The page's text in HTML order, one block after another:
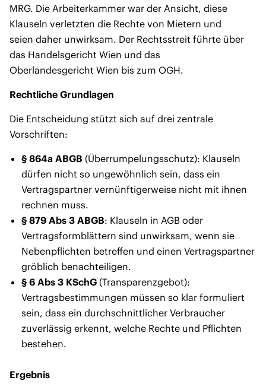
MRG. Die Arbeiterkammer war der Ansicht, diese
Klauseln verletzten die Rechte von Mietern und
seien daher unwirksam. Der Rechtsstreit führte über
das Handelsgericht Wien und das
Oberlandesgericht Wien bis zum OGH.
Rechtliche Grundlagen
Die Entscheidung stützt sich auf drei zentrale
Vorschriften:
§ 864a ABGB (Überrumpelungsschutz): Klauseln
dürfen nicht so ungewöhnlich sein, dass ein
Vertragspartner vernünftigerweise nicht mit ihnen
rechnen muss.
§ 879 Abs 3 ABGB: Klauseln in AGB oder
Vertragsformblättern sind unwirksam, wenn sie
Nebenpflichten betreffen und einen Vertragspartner
gröblich benachteiligen.
§ 6 Abs 3 KSchG (Transparenzgebot):
Vertragsbestimmungen müssen so klar formuliert
sein, dass ein durchschnittlicher Verbraucher
zuverlässig erkennt, welche Rechte und Pflichten
bestehen.
Ergebnis